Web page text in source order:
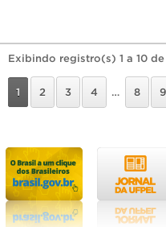
Exibindo registro(s) 1 a 10
1 2 3 4 … 8 9